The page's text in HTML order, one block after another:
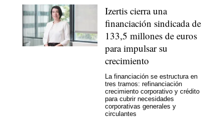
Izertis cierra una
financiación sindicada de
133,5 millones de euros
para impulsar su
crecimiento
La financiación se estructura en
tres tramos: refinanciación
crecimiento corporativo y crédito
para cubrir necesidades
corporativas generales y
circulantes